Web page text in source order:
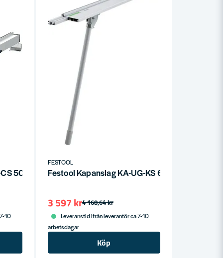
50/CMS
10
FESTOOL
Festool Kapanslag KA-UG-KS 60-L
4 168,64 kr
3 597 kr
Leveranstid ifrån leverantör ca 7-10
arbetsdagar
Köp